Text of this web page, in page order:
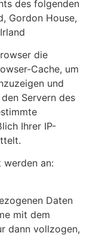
des folgenden
Gordon House,
die
Cache, um
und
Servern des
Ihrer IP-
an:
Daten
mit dem
dann vollzogen,